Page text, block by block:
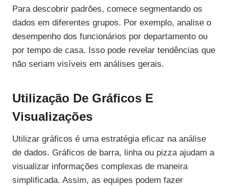
Para descobrir padrões, comece segmentando os
dados em diferentes grupos. Por exemplo, analise o
desempenho dos funcionários por departamento ou
por tempo de casa. Isso pode revelar tendências que
não seriam visíveis em análises gerais.
Utilização De Gráficos E
Visualizações
Utilizar gráficos é uma estratégia eficaz na análise
de dados. Gráficos de barra, linha ou pizza ajudam a
visualizar informações complexas de maneira
simplificada. Assim, as equipes podem fazer